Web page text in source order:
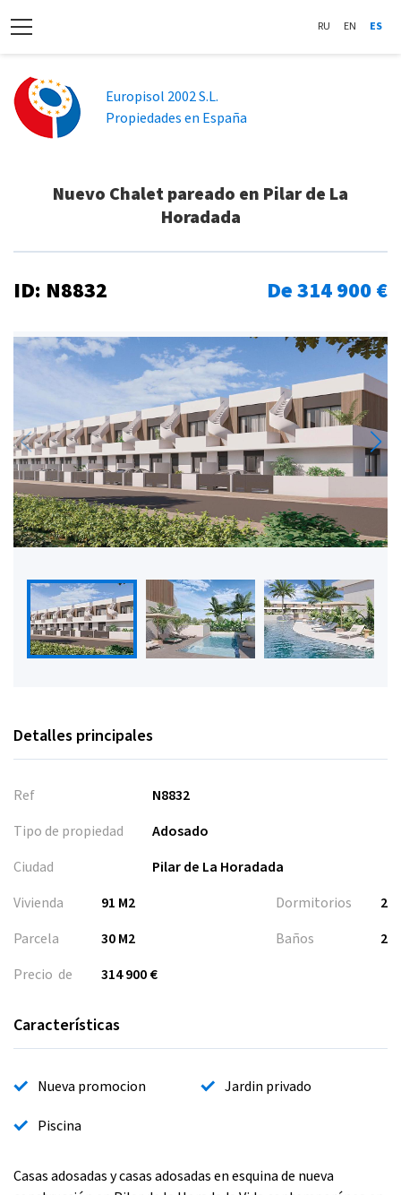
RU EN ES
Europisol 2002 S.L.
Propiedades en España
Nuevo Chalet pareado en Pilar de La
Horadada
ID: N8832 De 314 900 €
Detalles principales
Ref
N8832
Tipo de propiedad
Adosado
Ciudad
Pilar de La Horadada
Vivienda
91 M2
Parcela
30 M2
Precio de
314 900 €
Dormitorios
2
Baños
2
Características
Nueva promocion
Jardin privado
Piscina
Casas adosadas y casas adosadas en esquina de nueva